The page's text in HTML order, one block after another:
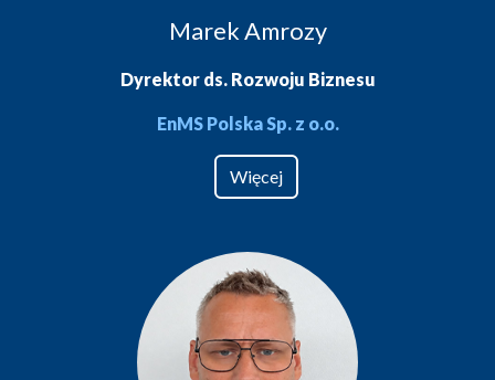
Marek Amrozy
Dyrektor ds. Rozwoju Biznesu
EnMS Polska Sp. z o.o.
Więcej